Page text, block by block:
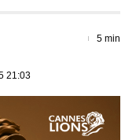
21:03
5 min